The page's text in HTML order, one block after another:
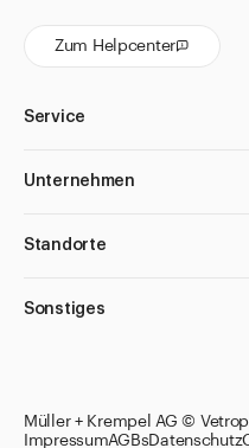
Zum Helpcenter
Service
Unternehmen
Standorte
Sonstiges
Müller + Krempel AG ©
ImpressumAGBsDatenschutz